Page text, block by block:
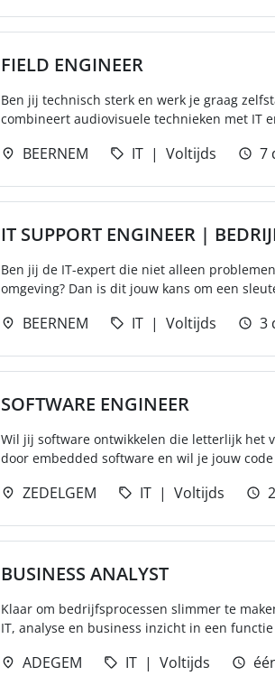
FIELD ENGINEER
Ben jij technisch sterk en werk je graag
combineert audiovisuele technieken met IT
BEERNEM IT Voltijds 7
IT SUPPORT ENGINEER |
Ben jij de IT-expert die niet alleen
omgeving? Dan is dit jouw kans om een
BEERNEM IT Voltijds 3
SOFTWARE ENGINEER
Wil jij software ontwikkelen die letterlijk het
door embedded software en wil je jouw
ZEDELGEM IT Voltijds
BUSINESS ANALYST
Klaar om bedrijfsprocessen slimmer te
IT, analyse en business inzicht in een
ADEGEM IT Voltijds